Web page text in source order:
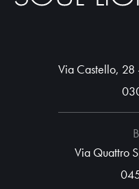
Via Castello, 28
Via Quattro